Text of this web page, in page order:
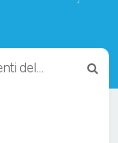
Fondamenti dell'Informatica